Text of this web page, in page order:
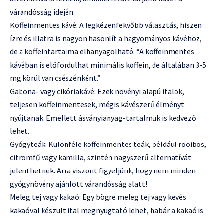
várandósság idején.
Koffeinmentes kávé: A legkézenfekvőbb választás, hiszen
ízre és illatra is nagyon hasonlít a hagyományos kávéhoz,
de a koffeintartalma elhanyagolható. “A koffeinmentes
kávéban is előfordulhat minimális koffein, de általában 3-5
mg körül van csészénként.”
Gabona- vagy cikóriakávé: Ezek növényi alapú italok,
teljesen koffeinmentesek, mégis kávészerű élményt
nyújtanak. Emellett ásványianyag-tartalmuk is kedvező
lehet.
Gyógyteák: Különféle koffeinmentes teák, például rooibos,
citromfű vagy kamilla, szintén nagyszerű alternatívát
jelenthetnek. Arra viszont figyeljünk, hogy nem minden
gyógynövény ajánlott várandósság alatt!
Meleg tej vagy kakaó: Egy bögre meleg tej vagy kevés
kakaóval készült ital megnyugtató lehet, habár a kakaó is